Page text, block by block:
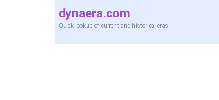
dynaera.com
Quick lookup of current and historical eras